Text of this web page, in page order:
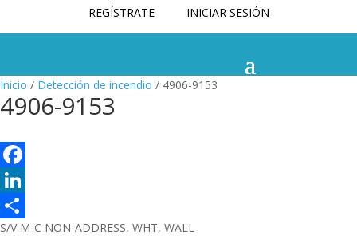
REGÍSTRATE INICIAR SESIÓN
Inicio / Detección de incendio / 4906-9153
4906-9153
F
a
c
L
iC
S/V M-C NON-ADDRESS, WHT, WALL